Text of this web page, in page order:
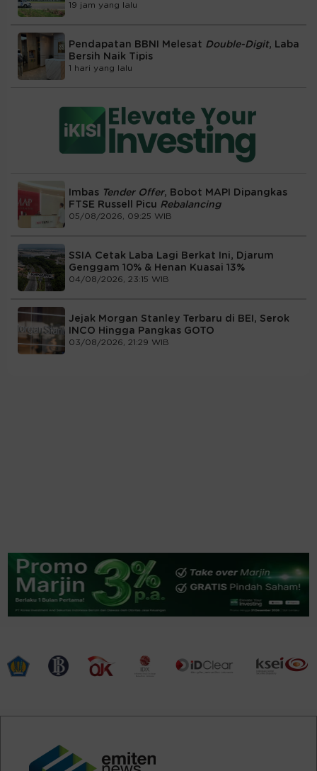
19 jam yang lalu
Pendapatan BBNI Melesat Double-Digit, Laba
Bersih Naik Tipis
1 hari yang lalu
Imbas Tender Offer, Bobot MAPI Dipangkas
FTSE Russell Picu Rebalancing
05/08/2026, 09:25 WIB
SSIA Cetak Laba Lagi Berkat Ini, Djarum
Genggam 10% & Henan Kuasai 13%
04/08/2026, 23:15 WIB
Jejak Morgan Stanley Terbaru di BEI, Serok
INCO Hingga Pangkas GOTO
03/08/2026, 21:29 WIB